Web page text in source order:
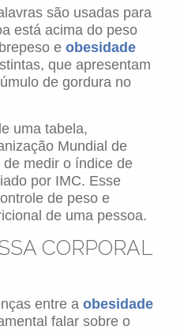
são usadas para
está acima do peso
e obesidade
que apresentam
de gordura no
uma tabela,
Mundial de
medir o índice de
por IMC. Esse
de peso e
de uma pessoa.
CORPORAL
entre a obesidade
falar sobre o